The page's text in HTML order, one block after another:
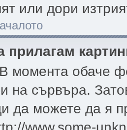
или дори
прилагам
момента обаче
на сървъра.
да можете да я